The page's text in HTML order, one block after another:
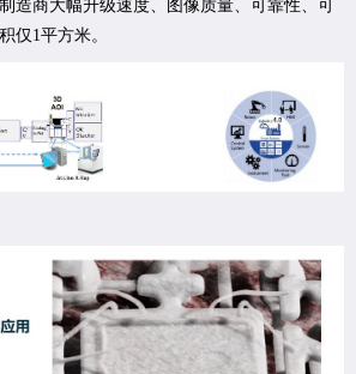
造商大幅升级速度、图像质量、可靠性、可
仅1平方米。